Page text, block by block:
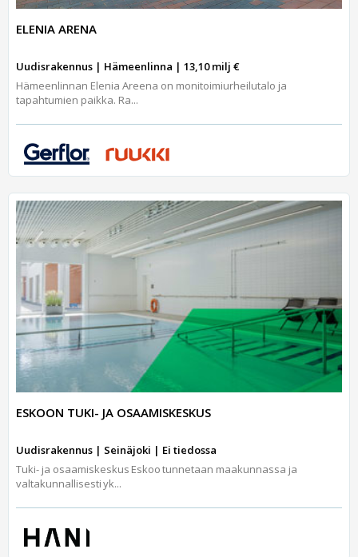
ELENIA ARENA
Uudisrakennus | Hämeenlinna | 13,10 milj €
Hämeenlinnan Elenia Areena on monitoimiurheilutalo ja
tapahtumien paikka. Ra...
ESKOON TUKI- JA OSAAMISKESKUS
Uudisrakennus | Seinäjoki | Ei tiedossa
Tuki- ja osaamiskeskus Eskoo tunnetaan maakunnassa ja
valtakunnallisesti yk...